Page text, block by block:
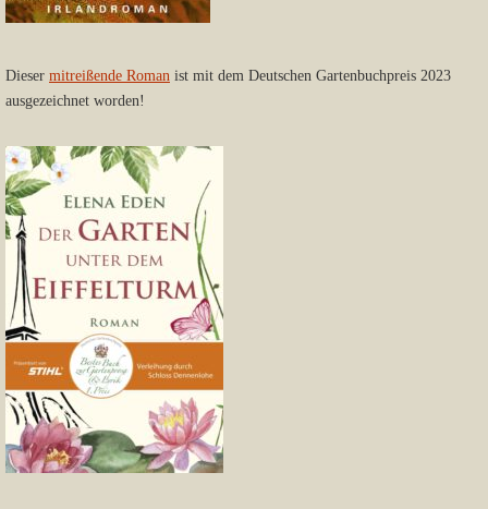
Dieser mitreißende Roman ist mit dem Deutschen Gartenbuchpreis 2023
ausgezeichnet worden!